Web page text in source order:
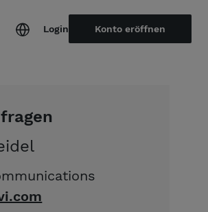
Login Konto eröffnen